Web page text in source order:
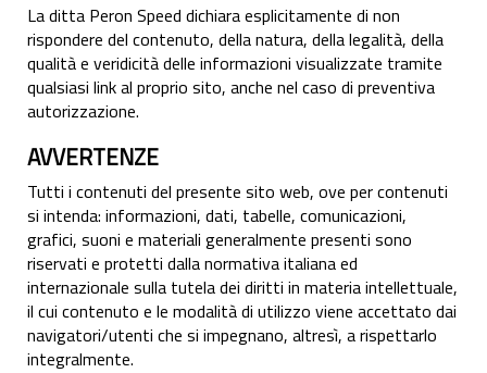
La ditta Peron Speed dichiara esplicitamente di non
rispondere del contenuto, della natura, della legalità, della
qualità e veridicità delle informazioni visualizzate tramite
qualsiasi link al proprio sito, anche nel caso di preventiva
autorizzazione.
AVVERTENZE
Tutti i contenuti del presente sito web, ove per contenuti
si intenda: informazioni, dati, tabelle, comunicazioni,
grafici, suoni e materiali generalmente presenti sono
riservati e protetti dalla normativa italiana ed
internazionale sulla tutela dei diritti in materia intellettuale,
il cui contenuto e le modalità di utilizzo viene accettato dai
navigatori/utenti che si impegnano, altresì, a rispettarlo
integralmente.